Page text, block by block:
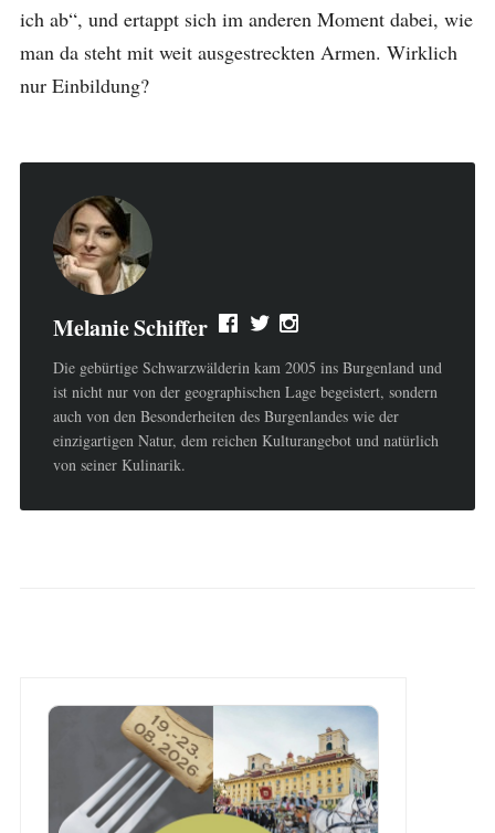
ich ab“, und ertappt sich im anderen Moment dabei, wie
man da steht mit weit ausgestreckten Armen. Wirklich
nur Einbildung?
Melanie Schiffer
Die gebürtige Schwarzwälderin kam 2005 ins Burgenland und
ist nicht nur von der geographischen Lage begeistert, sondern
auch von den Besonderheiten des Burgenlandes wie der
einzigartigen Natur, dem reichen Kulturangebot und natürlich
von seiner Kulinarik.